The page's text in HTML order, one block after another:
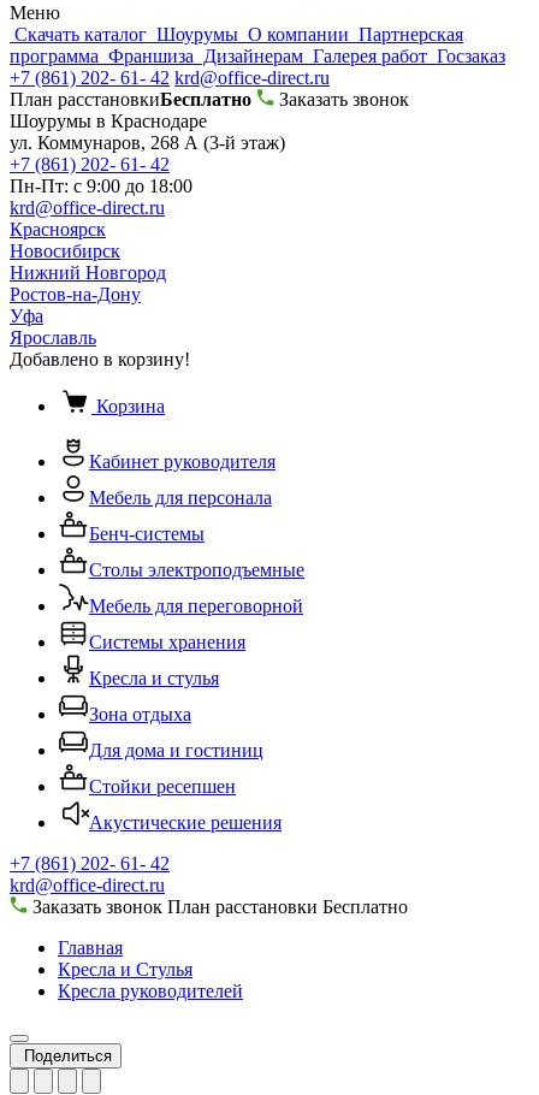
Меню
Скачать каталог Шоурумы О компании Партнерская
программа Франшиза Дизайнерам Галерея работ Госзаказ
+7 (861) 202- 61- 42 krd@office-direct.ru
План расстановкиБесплатно
Заказать звонок
Шоурумы в Краснодаре
ул. Коммунаров, 268 А (3-й этаж)
+7 (861) 202- 61- 42
Пн-Пт: с 9:00 до 18:00
krd@office-direct.ru
Красноярск
Новосибирск
Нижний Новгород
Ростов-на-Дону
Уфа
Ярославль
Добавлено в корзину!
Корзина
Кабинет руководителя
Мебель для персонала
Бенч-системы
Столы электроподъемные
Мебель для переговорной
Системы хранения
Кресла и стулья
Зона отдыха
Для дома и гостиниц
Стойки ресепшен
Акустические решения
+7 (861) 202- 61- 42
krd@office-direct.ru
Заказать звонок План расстановки Бесплатно
Главная
Кресла и Стулья
Кресла руководителей
Поделиться